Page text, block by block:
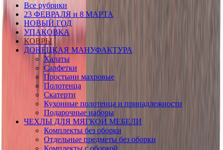
Все рубрики
23 ФЕВРАЛЯ и 8 МАРТА
НОВЫЙ ГОД
УПАКОВКА
КОВРЫ
ДОНЕЦКАЯ МАНУФАКТУРА
Халаты
Салфетки
Простыни махровые
Полотенца
Скатерти
Кухонные полотенца и принадлежности
Подарочные наборы
ЧЕХЛЫ ДЛЯ МЯГКОЙ МЕБЕЛИ
Комплекты без оборки
Отдельные предметы без оборки
Комплекты с оборкой